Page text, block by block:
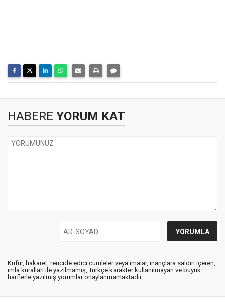
HABERE YORUM KAT
Küfür, hakaret, rencide edici cümleler veya imalar, inançlara saldırı içeren,
imla kuralları ile yazılmamış, Türkçe karakter kullanılmayan ve büyük
harflerle yazılmış yorumlar onaylanmamaktadır.